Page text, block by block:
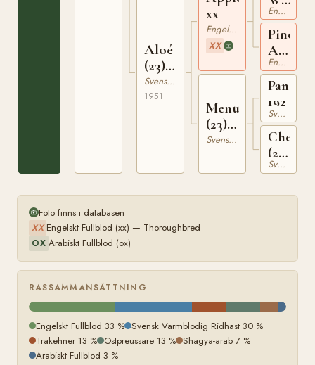
Aloé
(23)
5688Svensk Varmblodig Ridhäst
1951
xx
Engelskt Fullblod
XX
Menuett
(23)
4821Svensk Varmblodig Ridhäst
xxEngelskt Fullblod
Pine
Apple
xxEngelskt Fullblod
Pansar
192
Svensk Varmblodig Ridhäst
Cheri
(23)
2552
Svensk Varmblodig Ridhäst
Foto finns i databasen
XX Engelskt Fullblod (xx) — Thoroughbred
OX Arabiskt Fullblod (ox)
RASSAMMANSÄTTNING
Engelskt Fullblod 33 % Svensk Varmblodig Ridhäst 30 %
Trakehner 13 % Ostpreussare 13 % Shagya-arab 7 %
Arabiskt Fullblod 3 %